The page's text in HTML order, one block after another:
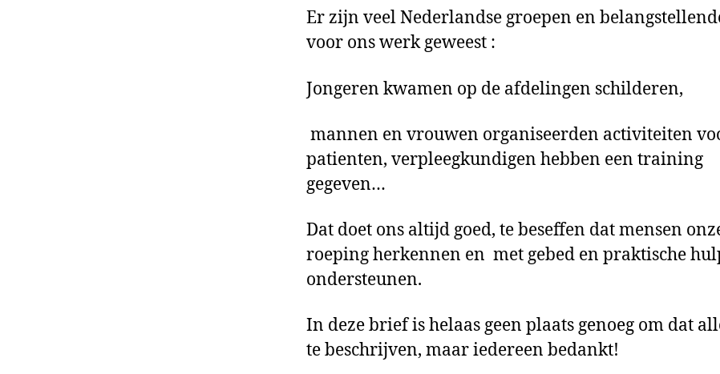
Er zijn veel Nederlandse groepen en
voor ons werk geweest :
Jongeren kwamen op de afdelingen schilderen,
mannen en vrouwen organiseerden activiteiten
patienten, verpleegkundigen hebben een training
gegeven…
Dat doet ons altijd goed, te beseffen dat mensen
roeping herkennen en met gebed en praktische
ondersteunen.
In deze brief is helaas geen plaats genoeg om dat
te beschrijven, maar iedereen bedankt!